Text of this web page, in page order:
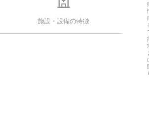
施設・設備の特徴